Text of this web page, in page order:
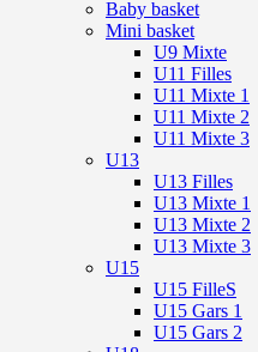
Baby basket
Mini basket
U9 Mixte
U11 Filles
U11 Mixte 1
U11 Mixte 2
U11 Mixte 3
U13
U13 Filles
U13 Mixte 1
U13 Mixte 2
U13 Mixte 3
U15
U15 FilleS
U15 Gars 1
U15 Gars 2